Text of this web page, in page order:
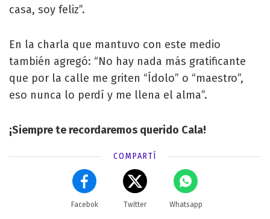
casa, soy feliz”.
En la charla que mantuvo con este medio
también agregó: “No hay nada más gratificante
que por la calle me griten “Ídolo” o “maestro”,
eso nunca lo perdí y me llena el alma”.
¡Siempre te recordaremos querido Cala!
COMPARTÍ
Facebok Twitter Whatsapp